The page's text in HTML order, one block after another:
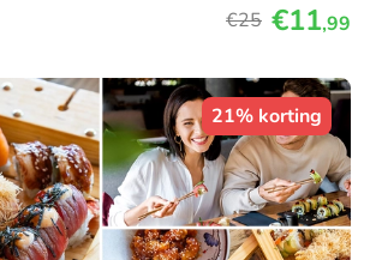
€25 €11,99
21% korting